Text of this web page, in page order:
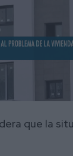
que la